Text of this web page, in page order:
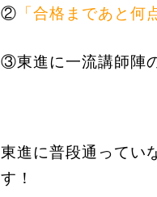
② 「合格まであと何
③東進に一流講師陣
東進に普段通ってい
す！